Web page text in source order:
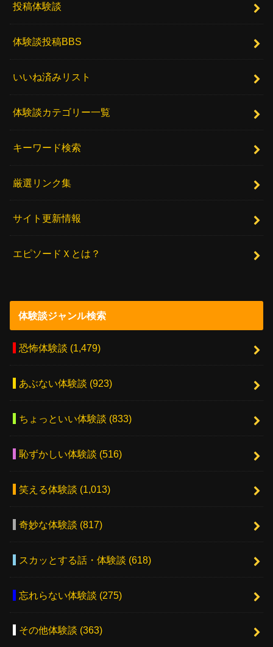
投稿体験談
体験談投稿BBS
いいね済みリスト
体験談カテゴリー一覧
キーワード検索
厳選リンク集
サイト更新情報
エピソードＸとは？
体験談ジャンル検索
恐怖体験談 (1,479)
あぶない体験談 (923)
ちょっといい体験談 (833)
恥ずかしい体験談 (516)
笑える体験談 (1,013)
奇妙な体験談 (817)
スカッとする話・体験談 (618)
忘れらない体験談 (275)
その他体験談 (363)